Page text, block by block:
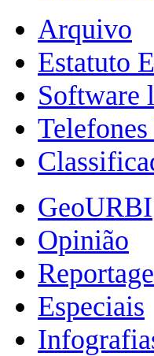
Arquivo
Estatuto
Software
GeoURBI
Opinião
Especiais